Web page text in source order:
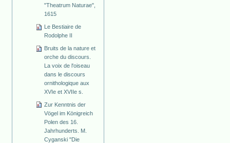
"Theatrum Naturae",
1615
Le Bestiaire de
Rodolphe II
Bruits de la nature et
orche du discours.
La voix de l'oiseau
dans le discours
ornithologique aux
XVIe et XVIIe s.
Zur Kenntnis der
Vögel im Königreich
Polen des 16.
Jahrhunderts. M.
Cyganski "Die